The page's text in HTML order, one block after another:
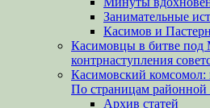
Занимательные
Касимов и
Касимовцы в битве под
контрнаступления
Касимовский
По страницам районной
Архив статей